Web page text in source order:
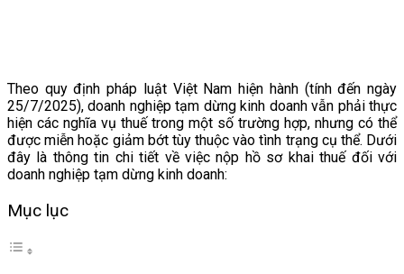
Theo quy định pháp luật Việt Nam hiện hành (tính đến ngày
25/7/2025), doanh nghiệp tạm dừng kinh doanh vẫn phải thực
hiện các nghĩa vụ thuế trong một số trường hợp, nhưng có thể
được miễn hoặc giảm bớt tùy thuộc vào tình trạng cụ thể. Dưới
đây là thông tin chi tiết về việc nộp hồ sơ khai thuế đối với
doanh nghiệp tạm dừng kinh doanh:
Mục lục